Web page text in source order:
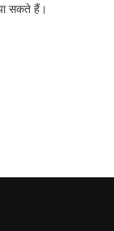
सकते हैं।